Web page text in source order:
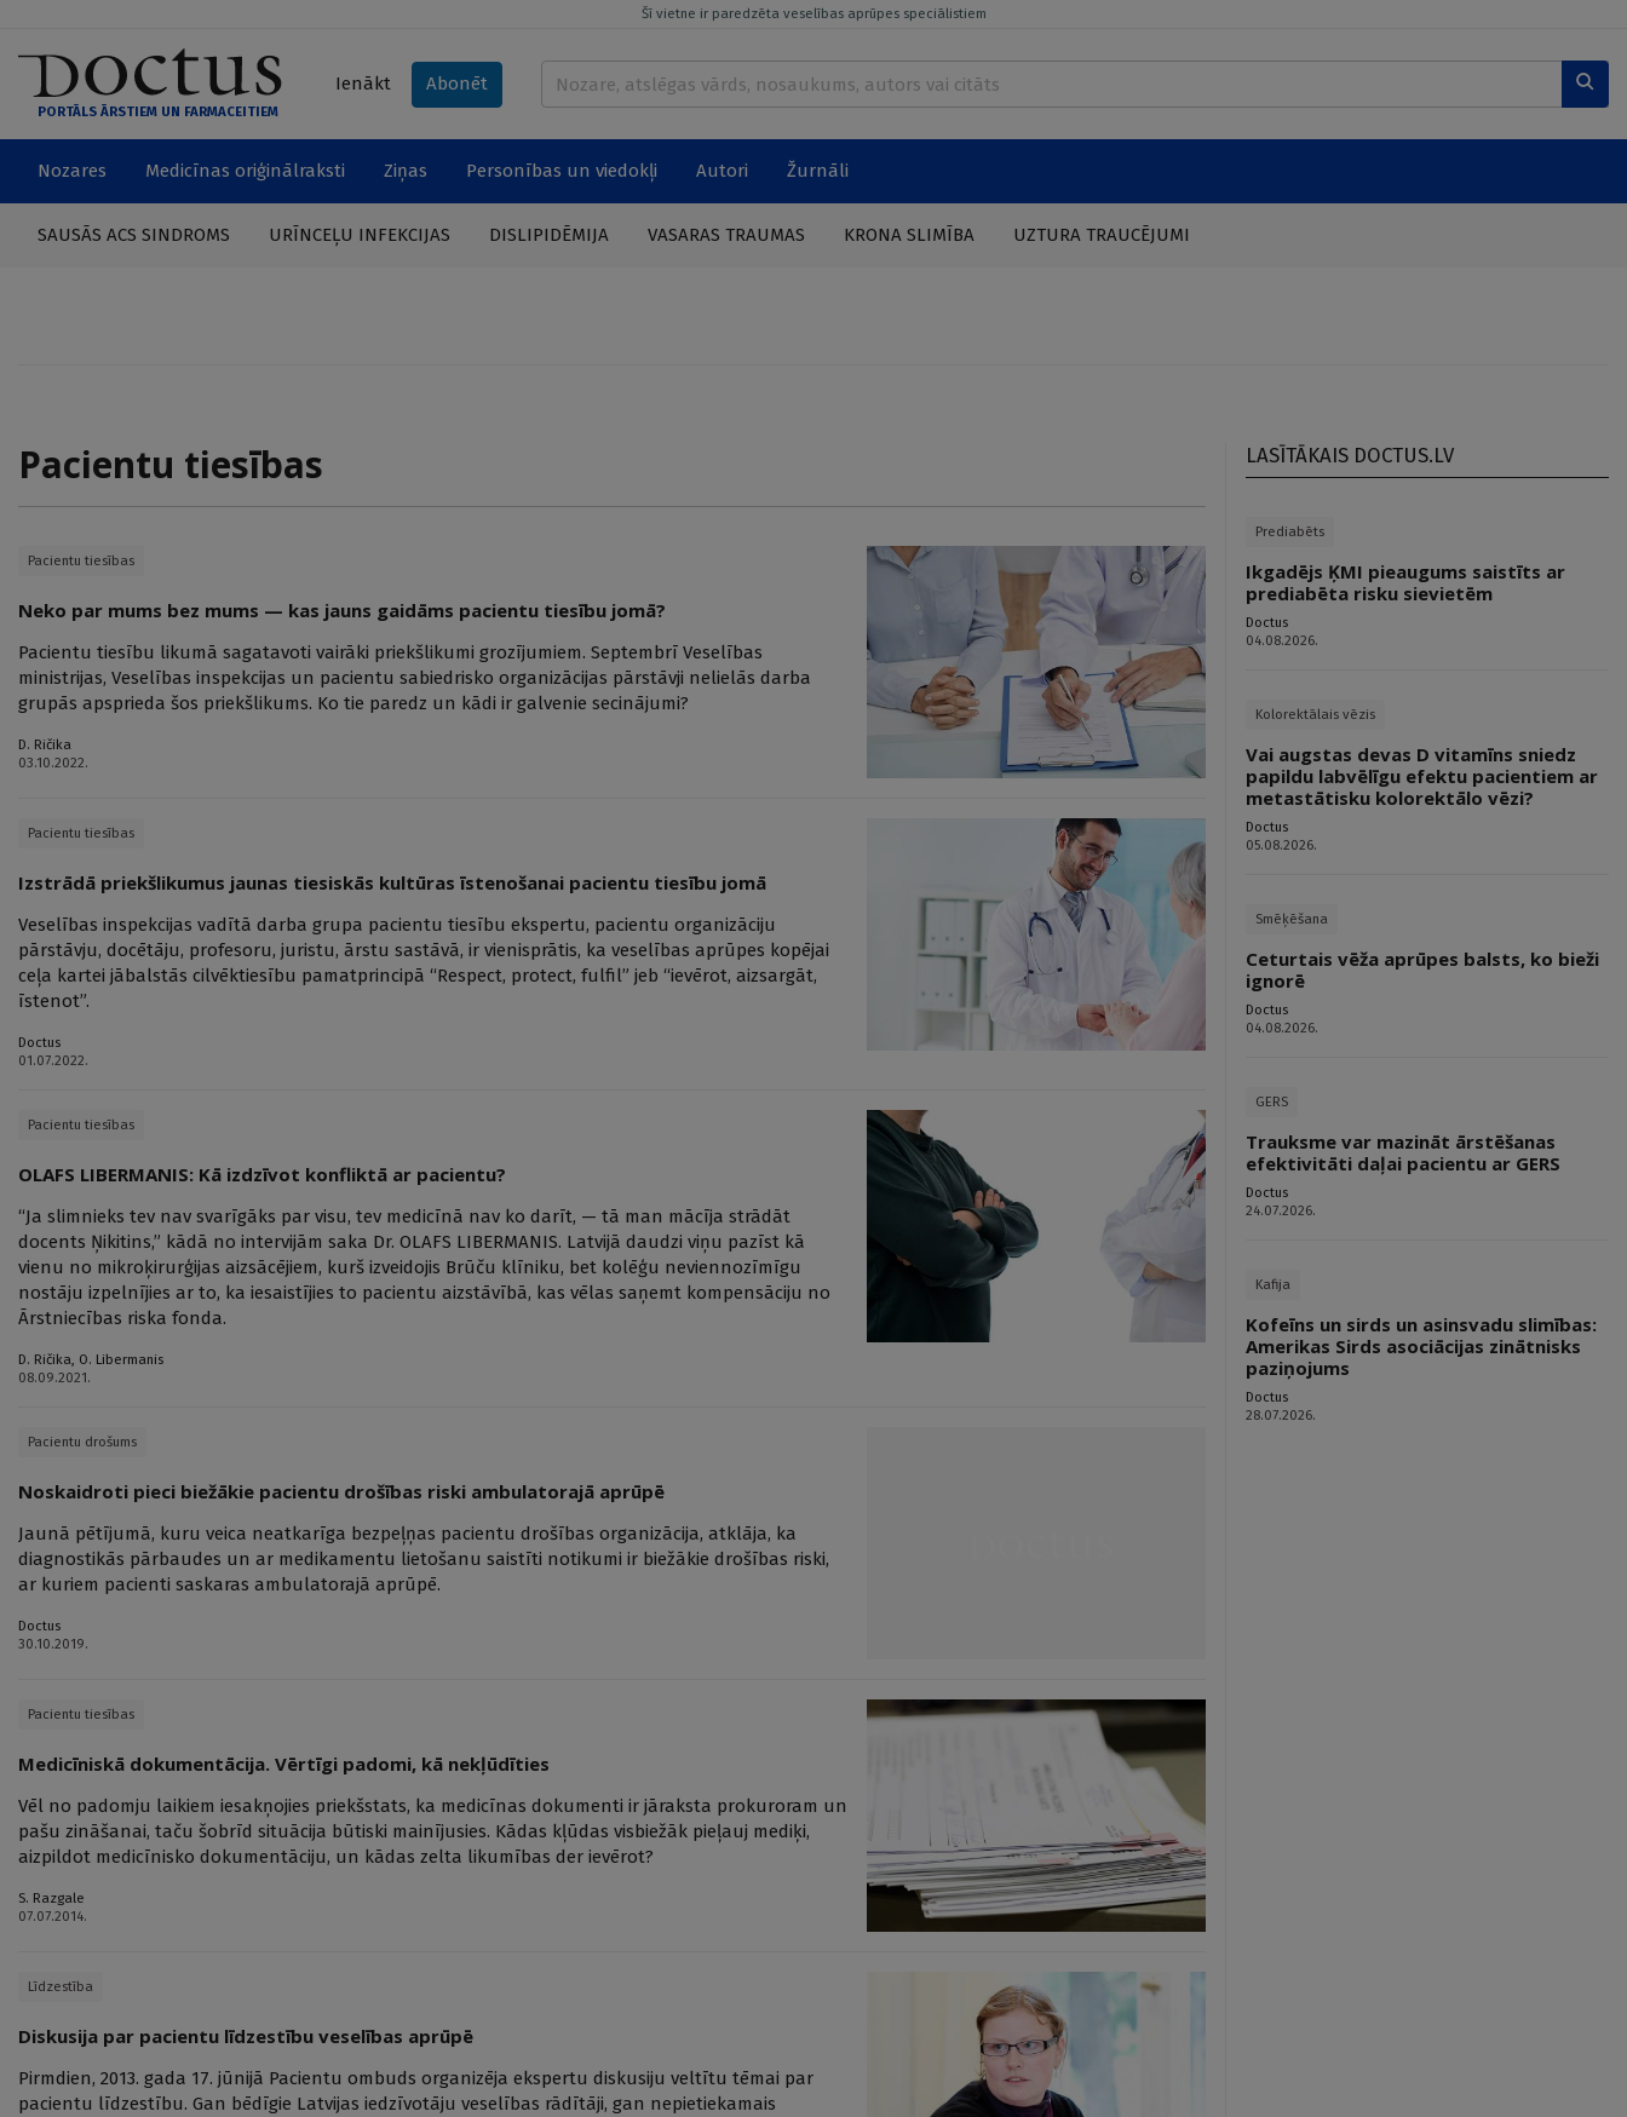
Šī vietne ir paredzēta veselības aprūpes speciālistiem
PORTĀLS ĀRSTIEM UN FARMACEITIEM
Ienākt Abonēt
Nozares Medicīnas oriģinālraksti Ziņas Personības un viedokļi Autori Žurnāli
SAUSĀS ACS SINDROMS URĪNCEĻU INFEKCIJAS DISLIPIDĒMIJA VASARAS TRAUMAS KRONA SLIMĪBA UZTURA TRAUCĒJUMI
Pacientu tiesības
Pacientu tiesības
Neko par mums bez mums — kas jauns gaidāms pacientu tiesību jomā?
Pacientu tiesību likumā sagatavoti vairāki priekšlikumi grozījumiem. Septembrī Veselības
ministrijas, Veselības inspekcijas un pacientu sabiedrisko organizācijas pārstāvji nelielās darba
grupās apsprieda šos priekšlikums. Ko tie paredz un kādi ir galvenie secinājumi?
D. Ričika
03.10.2022.
Pacientu tiesības
Izstrādā priekšlikumus jaunas tiesiskās kultūras īstenošanai pacientu tiesību jomā
Veselības inspekcijas vadītā darba grupa pacientu tiesību ekspertu, pacientu organizāciju
pārstāvju, docētāju, profesoru, juristu, ārstu sastāvā, ir vienisprātis, ka veselības aprūpes kopējai
ceļa kartei jābalstās cilvēktiesību pamatprincipā “Respect, protect, fulfil” jeb “ievērot, aizsargāt,
īstenot”.
Doctus
01.07.2022.
Pacientu tiesības
OLAFS LIBERMANIS: Kā izdzīvot konfliktā ar pacientu?
“Ja slimnieks tev nav svarīgāks par visu, tev medicīnā nav ko darīt, — tā man mācīja strādāt
docents Ņikitins,” kādā no intervijām saka Dr. OLAFS LIBERMANIS. Latvijā daudzi viņu pazīst kā
vienu no mikroķirurģijas aizsācējiem, kurš izveidojis Brūču klīniku, bet kolēģu neviennozīmīgu
nostāju izpelnījies ar to, ka iesaistījies to pacientu aizstāvībā, kas vēlas saņemt kompensāciju no
Ārstniecības riska fonda.
D. Ričika, O. Libermanis
08.09.2021.
Pacientu drošums
Noskaidroti pieci biežākie pacientu drošības riski ambulatorajā aprūpē
Jaunā pētījumā, kuru veica neatkarīga bezpeļņas pacientu drošības organizācija, atklāja, ka
diagnostikās pārbaudes un ar medikamentu lietošanu saistīti notikumi ir biežākie drošības riski,
ar kuriem pacienti saskaras ambulatorajā aprūpē.
Doctus
30.10.2019.
Pacientu tiesības
Medicīniskā dokumentācija. Vērtīgi padomi, kā nekļūdīties
Vēl no padomju laikiem iesakņojies priekšstats, ka medicīnas dokumenti ir jāraksta prokuroram un
pašu zināšanai, taču šobrīd situācija būtiski mainījusies. Kādas kļūdas visbiežāk pieļauj mediķi,
aizpildot medicīnisko dokumentāciju, un kādas zelta likumības der ievērot?
S. Razgale
07.07.2014.
Līdzestība
Diskusija par pacientu līdzestību veselības aprūpē
Pirmdien, 2013. gada 17. jūnijā Pacientu ombuds organizēja ekspertu diskusiju veltītu tēmai par
pacientu līdzestību. Gan bēdīgie Latvijas iedzīvotāju veselības rādītāji, gan nepietiekamais
LASĪTĀKAIS DOCTUS.LV
Prediabēts
Ikgadējs ĶMI pieaugums saistīts ar
prediabēta risku sievietēm
Doctus
04.08.2026.
Kolorektālais vēzis
Vai augstas devas D vitamīns sniedz
papildu labvēlīgu efektu pacientiem ar
metastātisku kolorektālo vēzi?
Doctus
05.08.2026.
Smēķēšana
Ceturtais vēža aprūpes balsts, ko bieži
ignorē
Doctus
04.08.2026.
GERS
Trauksme var mazināt ārstēšanas
efektivitāti daļai pacientu ar GERS
Doctus
24.07.2026.
Kafija
Kofeīns un sirds un asinsvadu slimības:
Amerikas Sirds asociācijas zinātnisks
paziņojums
Doctus
28.07.2026.